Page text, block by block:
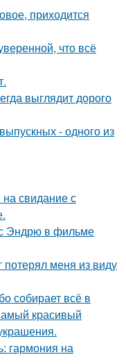
приходится
что всё
выглядит дорого
- одного из
свидание с
Эндрю в фильме
потерял меня из виду
собирает всё в
красивый
гармония на